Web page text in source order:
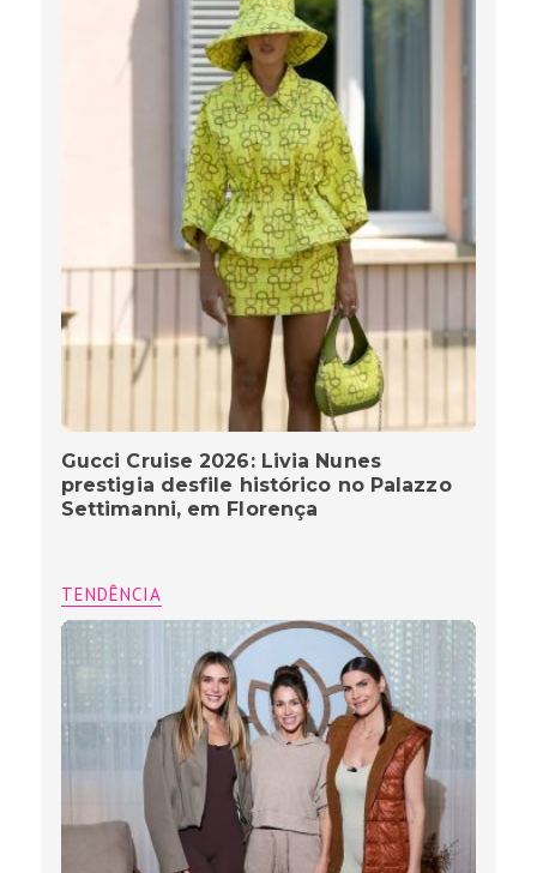
Gucci Cruise 2026: Livia Nunes
prestigia desfile histórico no Palazzo
Settimanni, em Florença
TENDÊNCIA